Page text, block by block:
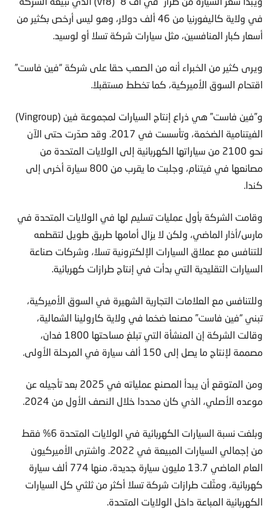
في ولاية كاليفورنيا من 46 ألف دولار، وهو ليس أرخص بكثير من
أسعار كبار المنافسين، مثل سيارات شركة تسلا أو لوسيد.
ويرى كثير من الخبراء أنه من الصعب حقا على شركة “فين فاست”
اقتحام السوق الأميركية، كما تخطط مستقبلا.
و”فين فاست” هي ذراع إنتاج السيارات لمجموعة فين (Vingroup)
الفيتنامية الضخمة، وتأسست في 2017. وقد صدّرت حتى الآن
نحو 2100 من سياراتها الكهربائية إلى الولايات المتحدة من
مصانعها في فيتنام، وجلبت ما يقرب من 800 سيارة أخرى إلى
كندا.
وقامت الشركة بأول عمليات تسليم لها في الولايات المتحدة في
مارس/أذار الماضي، ولكن لا يزال أمامها طريق طويل لتقطعه
للتنافس مع عملاق السيارات الإلكترونية تسلا، وشركات صناعة
السيارات التقليدية التي بدأت في إنتاج طرازات كهربائية.
وللتنافس مع العلامات التجارية الشهيرة في السوق الأميركية،
تبني “فين فاست” مصنعا ضخما في ولاية كارولينا الشمالية،
وقالت الشركة إن المنشأة التي تبلغ مساحتها 1800 فدان،
مصممة لإنتاج ما يصل إلى 150 ألف سيارة في المرحلة الأولى.
ومن المتوقع أن يبدأ المصنع عملياته في 2025 بعد تأجيله عن
موعده الأصلي، الذي كان محددا خلال النصف الأول من 2024.
وبلغت نسبة السيارات الكهربائية في الولايات المتحدة 6% فقط
من إجمالي السيارات المبيعة في 2022. واشترى الأميركيون
العام الماضي 13.7 مليون سيارة جديدة، منها 774 ألف سيارة
كهربائية، ومثّلت طرازات شركة تسلا أكثر من ثلثي كل السيارات
الكهربائية المباعة داخل الولايات المتحدة.